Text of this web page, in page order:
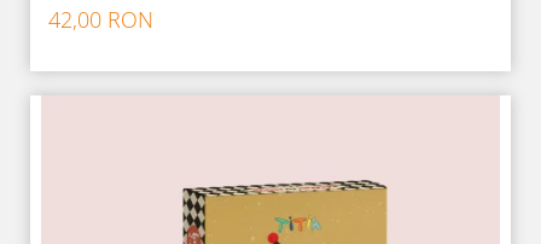
42,00 RON